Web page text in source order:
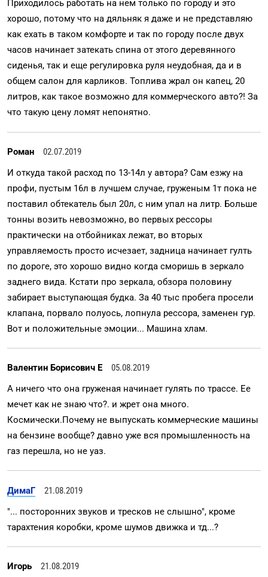
Приходилось работать на нем только по городу и это
хорошо, потому что на дяльняк я даже и не представляю
как ехать в таком комфорте и так по городу после двух
часов начинает затекать спина от этого деревянного
сиденья, так и еще регулировка руля неудобная, да и в
общем салон для карликов. Топлива жрал он капец, 20
литров, как такое возможно для коммерческого авто?! За
что такую цену ломят непонятно.
Роман
02.07.2019
И откуда такой расход по 13-14л у автора? Сам езжу на
профи, пустым 16л в лучшем случае, груженым 1т пока не
поставил обтекатель был 20л, с ним упал на литр. Больше
тонны возить невозможно, во первых рессоры
практически на отбойниках лежат, во вторых
управляемость просто исчезает, задница начинает гулть
по дороге, это хорошо видно когда сморишь в зеркало
заднего вида. Кстати про зеркала, обзора половину
забирает выступающая будка. За 40 тыс пробега просели
клапана, порвало полуось, лопнула рессора, заменен гур.
Вот и положительные эмоции... Машина хлам.
Валентин Борисович Е
05.08.2019
А ничего что она груженая начинает гулять по трассе. Ее
мечет как не знаю что?. и жрет она много.
Космически.Почему не выпускать коммерческие машины
на бензине вообще? давно уже вся промышленность на
газ перешла, но не уаз.
ДимаГ
21.08.2019
"... посторонних звуков и тресков не слышно", кроме
тарахтения коробки, кроме шумов движка и тд...?
Игорь
21.08.2019